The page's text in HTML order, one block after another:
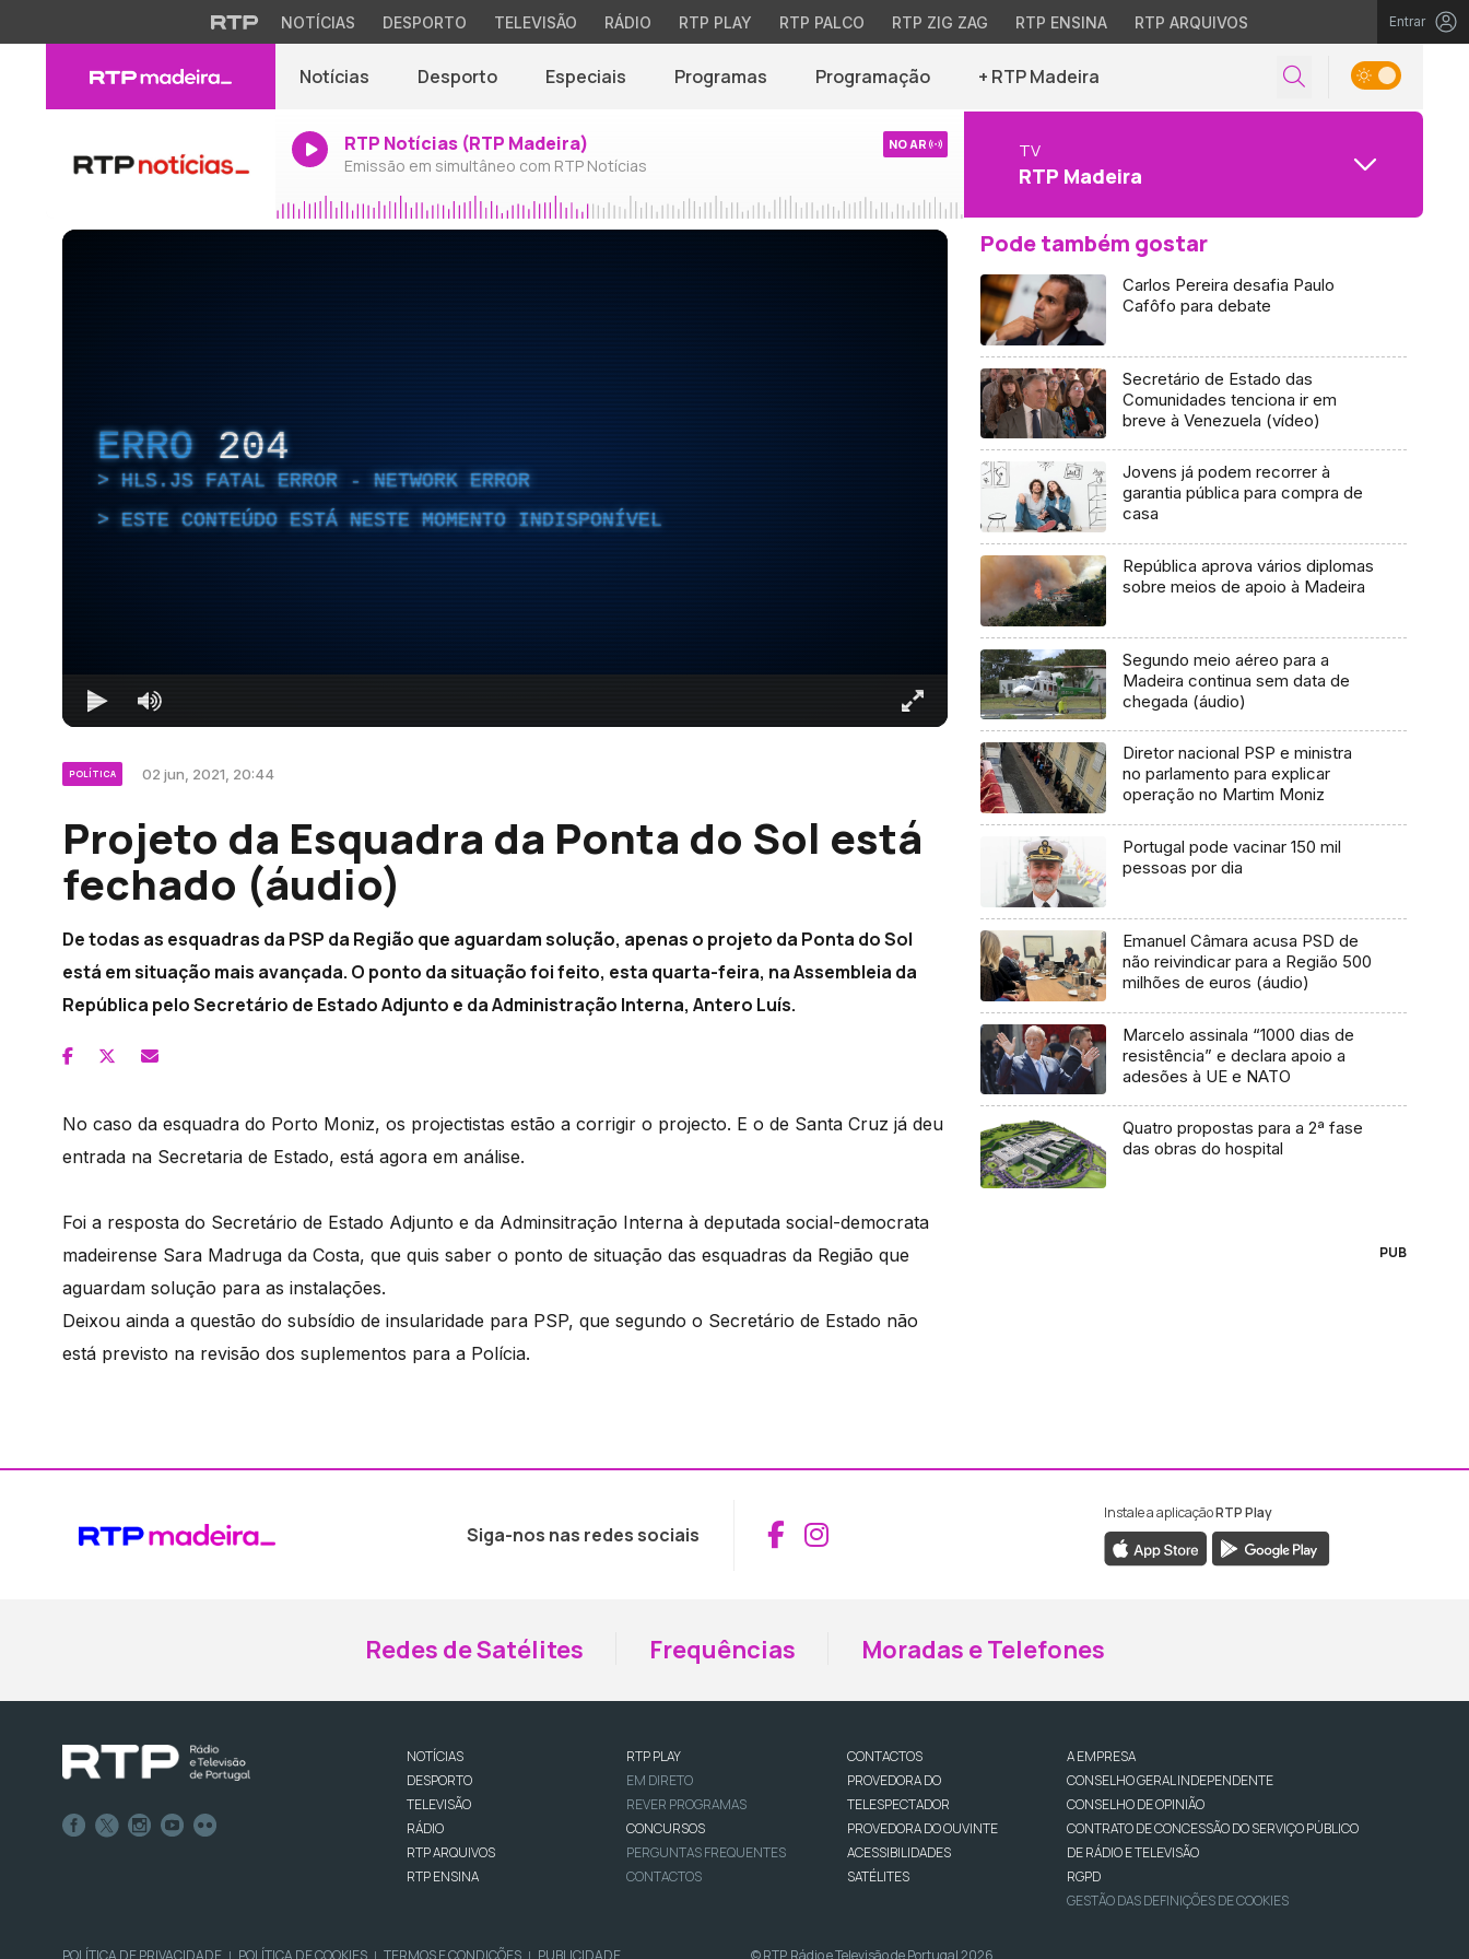
NOTÍCIAS DESPORTO TELEVISÃO RÁDIO RTP PLAY RTP PALCO RTP ZIG ZAG RTP ENSINA RTP ARQUIVOS Entrar
Notícias Desporto Especiais Programas Programação + RTP Madeira
RTP Notícias (RTP Madeira)
Emissão em simultâneo com RTP Notícias
NO AR TV
RTP Madeira
ERRO 204
HLS.JS FATAL ERROR - NETWORK ERROR
ESTE CONTEÚDO ESTÁ NESTE MOMENTO INDISPONÍVEL
POLÍTICA 02 jun, 2021, 20:44
Projeto da Esquadra da Ponta do Sol está
fechado (áudio)
De todas as esquadras da PSP da Região que aguardam solução, apenas o projeto da Ponta do Sol
está em situação mais avançada. O ponto da situação foi feito, esta quarta-feira, na Assembleia da
República pelo Secretário de Estado Adjunto e da Administração Interna, Antero Luís.
No caso da esquadra do Porto Moniz, os projectistas estão a corrigir o projecto. E o de Santa Cruz já deu
entrada na Secretaria de Estado, está agora em análise.
Foi a resposta do Secretário de Estado Adjunto e da Adminsitração Interna à deputada social-democrata
madeirense Sara Madruga da Costa, que quis saber o ponto de situação das esquadras da Região que
aguardam solução para as instalações.
Deixou ainda a questão do subsídio de insularidade para PSP, que segundo o Secretário de Estado não
está previsto na revisão dos suplementos para a Polícia.
Pode também gostar
Carlos Pereira desafia Paulo
Cafôfo para debate
Secretário de Estado das
Comunidades tenciona ir em
breve à Venezuela (vídeo)
Jovens já podem recorrer à
garantia pública para compra de
casa
República aprova vários diplomas
sobre meios de apoio à Madeira
Segundo meio aéreo para a
Madeira continua sem data de
chegada (áudio)
Diretor nacional PSP e ministra
no parlamento para explicar
operação no Martim Moniz
Portugal pode vacinar 150 mil
pessoas por dia
Emanuel Câmara acusa PSD de
não reivindicar para a Região 500
milhões de euros (áudio)
Marcelo assinala “1000 dias de
resistência” e declara apoio a
adesões à UE e NATO
Quatro propostas para a 2ª fase
das obras do hospital
PUB
Siga-nos nas redes sociais Aceder ao Facebook da RTP Madeira
Aceder ao Instagram da RTP Madeira
Instale a aplicaçãoRTP Play
Redes de Satélites Frequências Moradas e Telefones
NOTÍCIAS
DESPORTO
TELEVISÃO
RÁDIO
RTP ARQUIVOS
RTP ENSINA
RTP PLAY
EM DIRETO
REVER PROGRAMAS
CONCURSOS
PERGUNTAS FREQUENTES
CONTACTOS
CONTACTOS
PROVEDORA DO
TELESPECTADOR
PROVEDORA DO OUVINTE
ACESSIBILIDADES
SATÉLITES
A EMPRESA
CONSELHO GERAL INDEPENDENTE
CONSELHO DE OPINIÃO
CONTRATO DE CONCESSÃO DO SERVIÇO PÚBLICO
DE RÁDIO E TELEVISÃO
RGPD
GESTÃO DAS DEFINIÇÕES DE COOKIES
POLÍTICA DE PRIVACIDADE | POLÍTICA DE COOKIES | TERMOS E CONDIÇÕES | PUBLICIDADE © RTP, Rádio e Televisão de Portugal 2026